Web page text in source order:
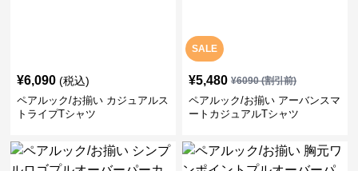
¥6,090 (税込)
ペアルック/お揃い カジュアルス
トライプTシャツ
SALE
¥5,480 ¥6090(割引前)
ペアルック/お揃い アーバンスマ
ートカジュアルTシャツ